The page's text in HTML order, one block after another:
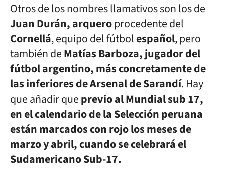
Otros de los nombres llamativos son los de
Juan Durán, arqueroprocedente del
Cornellá, equipo del fútbolespañol, pero
también deMatías Barboza, jugador del
fútbol argentino, más concretamente de
las inferiores de Arsenal de Sarandí. Hay
que añadir queprevio al Mundial sub 17,
en el calendario de la Selección peruana
están marcados con rojo los meses de
marzo y abril, cuando se celebrará el
Sudamericano Sub-17.